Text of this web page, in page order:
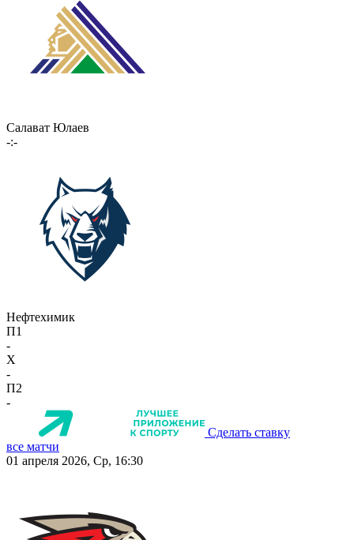
Салават Юлаев
-:-
Нефтехимик
П1
-
X
-
П2
-
Сделать ставку
все матчи
01 апреля 2026, Ср, 16:30